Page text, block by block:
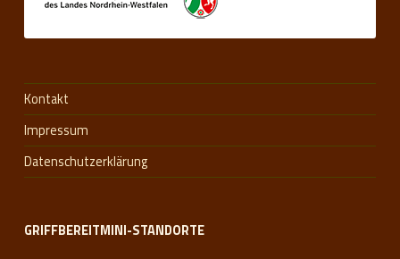
Kontakt
Impressum
Datenschutzerklärung
GRIFFBEREITMINI-STANDORTE